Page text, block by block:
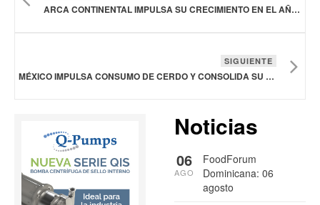
ARCA CONTINENTAL IMPULSA SU CRECIMIENTO EN EL AÑO DE SU CENTENARIO
SIGUIENTE
MÉXICO IMPULSA CONSUMO DE CERDO Y CONSOLIDA SU LIDERAZGO COMO MERCADO PARA ESTADOS UNIDOS
Noticias
FoodForum
Dominicana: 06
agosto
06
AGO